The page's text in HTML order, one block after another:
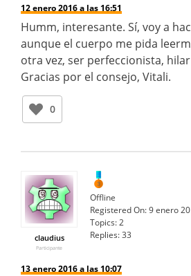
12 enero 2016 a las 16:51
Humm, interesante. Sí, voy a
aunque el cuerpo me pida
otra vez, ser perfeccionista,
Gracias por el consejo, Vitali.
0
claudius
Participante
Offline
Registered On:9 enero
Topics:2
Replies:33
13 enero 2016 a las 10:07